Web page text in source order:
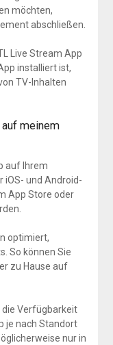
möchten,
abschließen.
Live Stream App
installiert ist,
TV-Inhalten
auf meinem
auf Ihrem
iOS- und Android-
App Store oder
optimiert,
So können Sie
zu Hause auf
die Verfügbarkeit
je nach Standort
nur in